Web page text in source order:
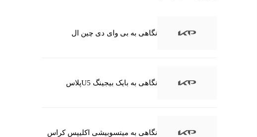
نگاهی به بی وای دی چین ال
نگاهی به بایک بیجینگ U5پلاس
نگاهی به میتسوبیشی اکلیپس کراس